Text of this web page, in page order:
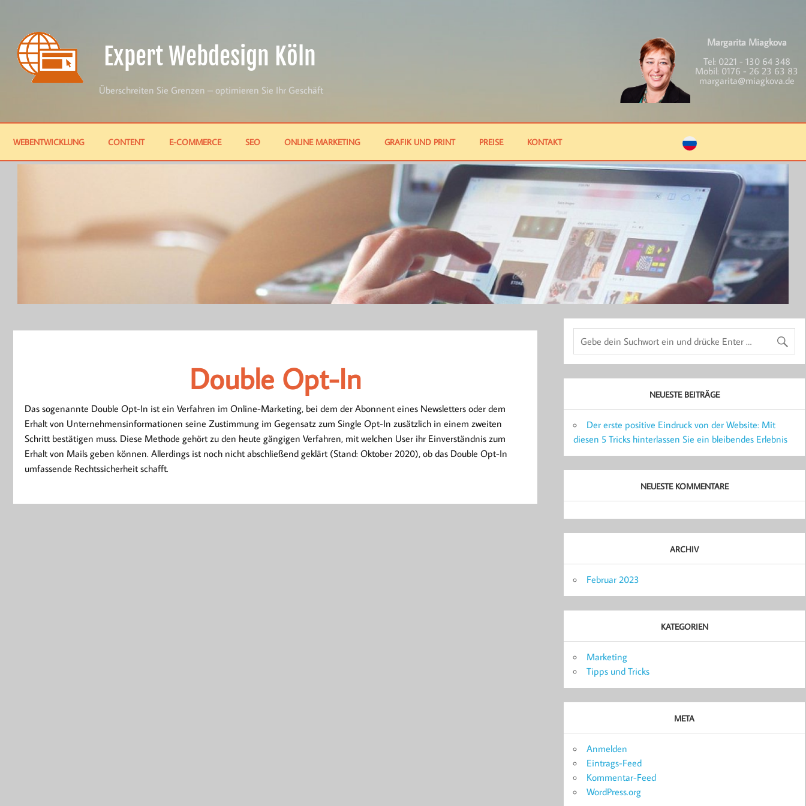
Expert Webdesign Köln
Überschreiten Sie Grenzen – optimieren Sie Ihr Geschäft
Margarita Miagkova
Tel: 0221 - 130 64 348
Mobil: 0176 - 26 23 63 83
margarita@miagkova.de
WEBENTWICKLUNG CONTENT E-COMMERCE SEO ONLINE MARKETING GRAFIK UND PRINT PREISE KONTAKT
Double Opt-In
Das sogenannte Double Opt-In ist ein Verfahren im Online-Marketing, bei dem der Abonnent eines Newsletters oder dem
Erhalt von Unternehmensinformationen seine Zustimmung im Gegensatz zum Single Opt-In zusätzlich in einem zweiten
Schritt bestätigen muss. Diese Methode gehört zu den heute gängigen Verfahren, mit welchen User ihr Einverständnis zum
Erhalt von Mails geben können. Allerdings ist noch nicht abschließend geklärt (Stand: Oktober 2020), ob das Double Opt-In
umfassende Rechtssicherheit schafft.
NEUESTE BEITRÄGE
Der erste positive Eindruck von der Website: Mit
diesen 5 Tricks hinterlassen Sie ein bleibendes Erlebnis
NEUESTE KOMMENTARE
ARCHIV
Februar 2023
KATEGORIEN
Marketing
Tipps und Tricks
META
Anmelden
Eintrags-Feed
Kommentar-Feed
WordPress.org